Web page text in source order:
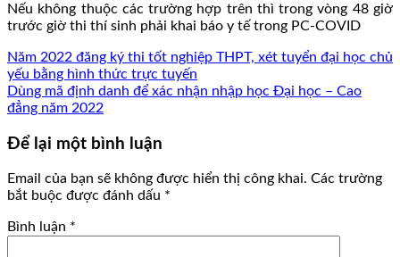
Nếu không thuộc các trường hợp trên thì trong vòng 48 giờ
trước giờ thi thí sinh phải khai báo y tế trong PC-COVID
Năm 2022 đăng ký thi tốt nghiệp THPT, xét tuyển đại học chủ
yếu bằng hình thức trực tuyến
Dùng mã định danh để xác nhận nhập học Đại học – Cao
đẳng năm 2022
Để lại một bình luận
Email của bạn sẽ không được hiển thị công khai. Các trường
bắt buộc được đánh dấu *
Bình luận *